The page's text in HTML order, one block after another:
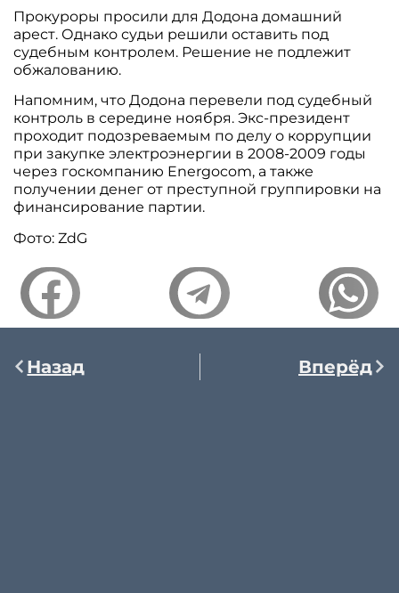
Прокуроры просили для Додона домашний
арест. Однако судьи решили оставить под
судебным контролем. Решение не подлежит
обжалованию.
Напомним, что Додона перевели под судебный
контроль в середине ноября. Экс-президент
проходит подозреваемым по делу о коррупции
при закупке электроэнергии в 2008-2009 годы
через госкомпанию Energocom, а также
получении денег от преступной группировки на
финансирование партии.
Фото: ZdG
Назад Вперёд